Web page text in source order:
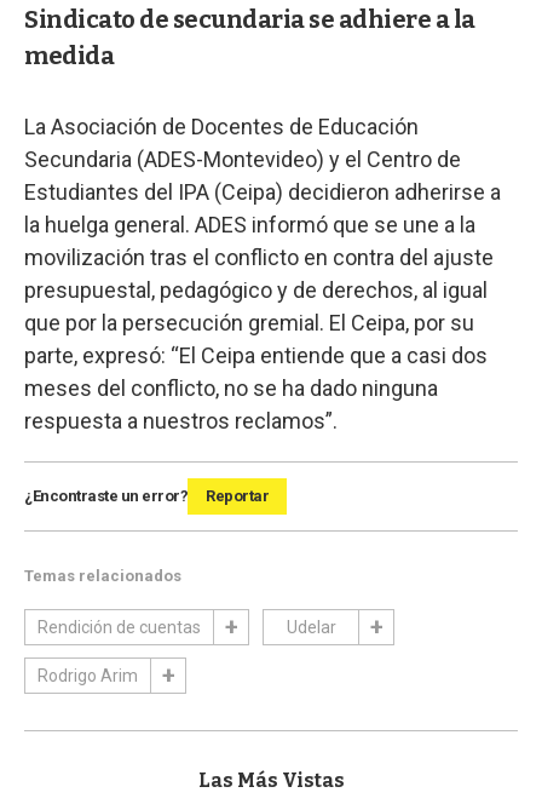
Sindicato de secundaria se adhiere a la
medida
La Asociación de Docentes de Educación
Secundaria (ADES-Montevideo) y el Centro de
Estudiantes del IPA (Ceipa) decidieron adherirse a
la huelga general. ADES informó que se une a la
movilización tras el conflicto en contra del ajuste
presupuestal, pedagógico y de derechos, al igual
que por la persecución gremial. El Ceipa, por su
parte, expresó: “El Ceipa entiende que a casi dos
meses del conflicto, no se ha dado ninguna
respuesta a nuestros reclamos”.
¿Encontraste un error? Reportar
Temas relacionados
Rendición de cuentas Udelar
Rodrigo Arim
Las Más Vistas